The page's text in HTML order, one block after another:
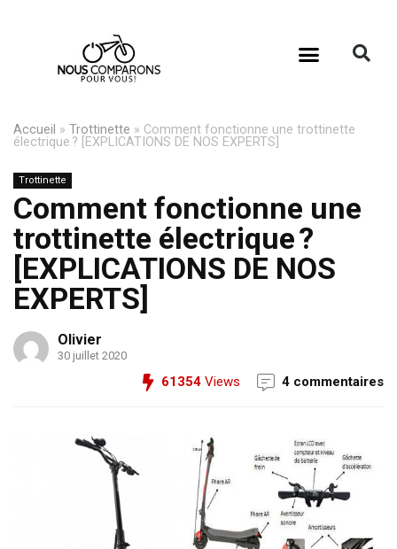
Accueil » Trottinette » Comment fonctionne une trottinette
électrique ? [EXPLICATIONS DE NOS EXPERTS]
Trottinette
Comment fonctionne une
trottinette électrique ?
[EXPLICATIONS DE NOS
EXPERTS]
Olivier
30 juillet 2020
61354 Views 4 commentaires